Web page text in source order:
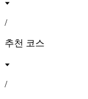
/
추천 코스
/